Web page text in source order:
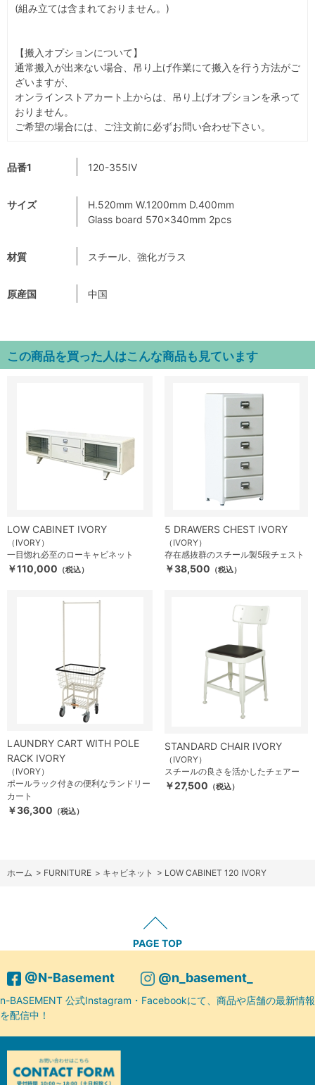
品番1 120-355IV
サイズ
H.520mm W.1200mm D.400mm
Glass board 570×340mm 2pcs
材質 スチール、強化ガラス
原産国 中国
(組み立ては含まれておりません。)
【搬入オプションについて】
通常搬入が出来ない場合、吊り上げ作業にて搬入を行う方法がご
ざいますが、
オンラインストアカート上からは、吊り上げオプションを承って
おりません。
ご希望の場合には、ご注文前に必ずお問い合わせ下さい。
この商品を買った人はこんな商品も見ています
LOW CABINET IVORY
（IVORY）
一目惚れ必至のローキャビネット
￥110,000 （税込）
5 DRAWERS CHEST IVORY
（IVORY）
存在感抜群のスチール製5段チェスト
￥38,500 （税込）
LAUNDRY CART WITH POLE
RACK IVORY
（IVORY）
ポールラック付きの便利なランドリー
カート
￥36,300 （税込）
STANDARD CHAIR IVORY
（IVORY）
スチールの良さを活かしたチェアー
￥27,500 （税込）
ホーム > FURNITURE > キャビネット > LOW CABINET 120 IVORY
PAGE TOP
@N-Basement @n_basement_
n-BASEMENT 公式Instagram・Facebookにて、商品や店舗の最新情報
を配信中！